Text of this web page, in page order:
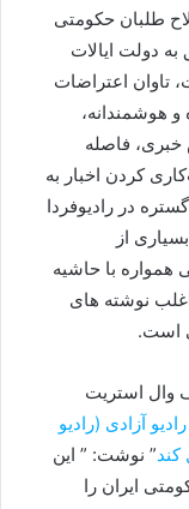
طلبان حکومتی
دولت ایالات
تاوان اعتراضات
هوشمندانه،
فاصله
کردن اخبار به
در رادیوفردا
از
همواره با حاشیه
نوشته های
است.
معروف وال استریت
آزادی (رادیو
کند” نوشت: ” این
ایران را